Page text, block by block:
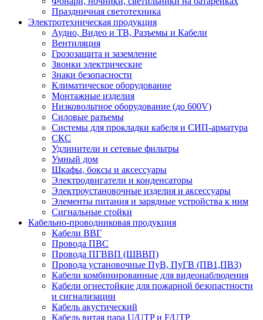
Праздничная светотехника
Электротехническая продукция
Аудио, Видео и ТВ, Разъемы и Кабели
Вентиляция
Грозозащита и заземление
Звонки электрические
Знаки безопасности
Климатическое оборудование
Монтажные изделия
Низковольтное оборудование (до 600V)
Силовые разъемы
Системы для прокладки кабеля и СИП-арматура
СКС
Удлинители и сетевые фильтры
Умный дом
Шкафы, боксы и аксессуары
Электродвигатели и конденсаторы
Электроустановочные изделия и аксессуары
Элементы питания и зарядные устройства к ним
Сигнальные стойки
Кабельно-проводниковая продукция
Кабели ВВГ
Провода ПВС
Провода ПГВВП (ШВВП)
Провода установочные ПуВ, ПуГВ (ПВ1,ПВ3)
Кабели комбинированные для видеонаблюдения
Кабели огнестойкие для пожарной безопастности
и сигнализации
Кабель акустический
Кабель витая пара U/UTP и F/UTP